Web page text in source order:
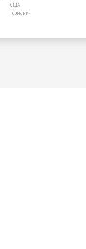
США
Германия